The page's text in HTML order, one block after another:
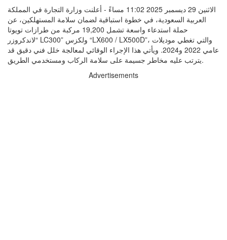
الاثنين 29 ديسمبر 2025 11:02 مساءً - أعلنت وزارة التجارة في المملكة
العربية السعودية، في خطوة استباقية لضمان سلامة المستهلكين، عن
حملة استدعاء واسعة تشمل 19,200 مركبة من طرازات تويوتا
“لاندكروزر LC300” ولكزس “LX600 / LX500D”، والتي تغطي موديلات
عامي 2022 و2024. ويأتي هذا الإجراء الوقائي لمعالجة خلل فني دقيق قد
يترتب عليه مخاطر جسيمة على سلامة الركاب ومستخدمي الطريق.
Advertisements